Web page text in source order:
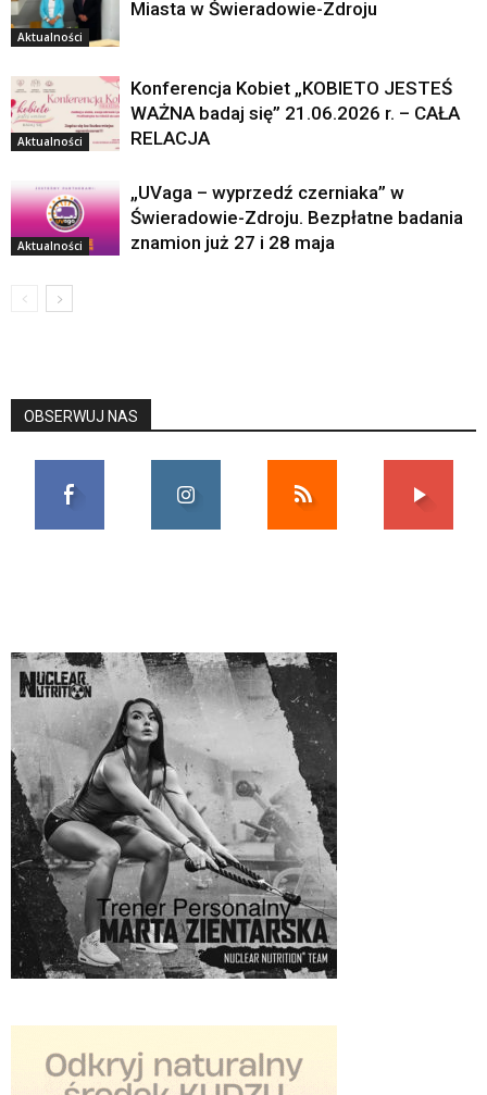
Aktualności
Miasta w Świeradowie-Zdroju
Aktualności
Konferencja Kobiet „KOBIETO JESTEŚ
WAŻNA badaj się” 21.06.2026 r. – CAŁA
RELACJA
Aktualności
„UVaga – wyprzedź czerniaka” w
Świeradowie-Zdroju. Bezpłatne badania
znamion już 27 i 28 maja
OBSERWUJ NAS